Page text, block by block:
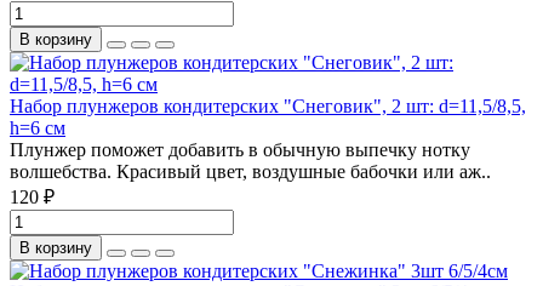
В корзину
Набор плунжеров кондитерских "Снеговик", 2 шт: d=11,5/8,5,
h=6 см
Плунжер поможет добавить в обычную выпечку нотку
волшебства. Красивый цвет, воздушные бабочки или аж..
120 ₽
В корзину